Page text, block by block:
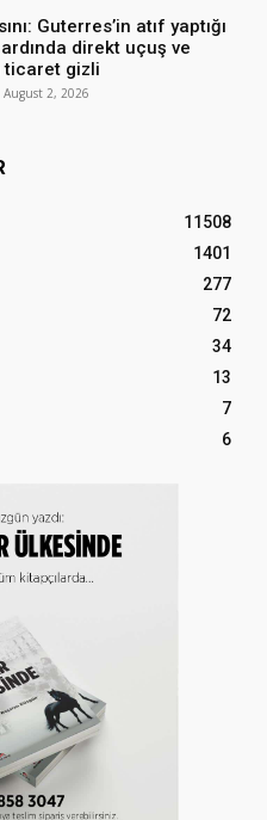
Guterres’in atıf yaptığı
ardında direkt uçuş ve
ticaret gizli
August 2, 2026
11508
1401
277
72
34
13
7
6